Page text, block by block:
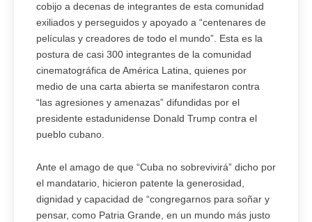
cobijo a decenas de integrantes de esta comunidad
exiliados y perseguidos y apoyado a “centenares de
películas y creadores de todo el mundo”. Esta es la
postura de casi 300 integrantes de la comunidad
cinematográfica de América Latina, quienes por
medio de una carta abierta se manifestaron contra
“las agresiones y amenazas” difundidas por el
presidente estadunidense Donald Trump contra el
pueblo cubano.
Ante el amago de que “Cuba no sobrevivirá” dicho por
el mandatario, hicieron patente la generosidad,
dignidad y capacidad de “congregarnos para soñar y
pensar, como Patria Grande, en un mundo más justo